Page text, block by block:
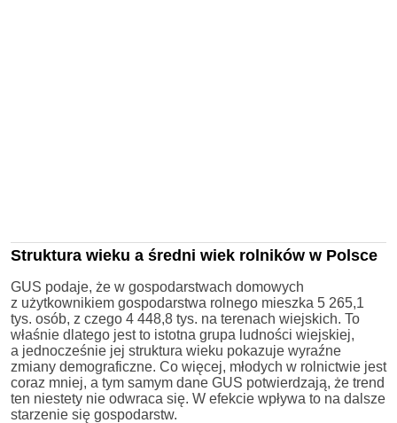
Struktura wieku a średni wiek rolników w Polsce
GUS podaje, że w gospodarstwach domowych
z użytkownikiem gospodarstwa rolnego mieszka 5 265,1
tys. osób, z czego 4 448,8 tys. na terenach wiejskich. To
właśnie dlatego jest to istotna grupa ludności wiejskiej,
a jednocześnie jej struktura wieku pokazuje wyraźne
zmiany demograficzne. Co więcej, młodych w rolnictwie jest
coraz mniej, a tym samym dane GUS potwierdzają, że trend
ten niestety nie odwraca się. W efekcie wpływa to na dalsze
starzenie się gospodarstw.